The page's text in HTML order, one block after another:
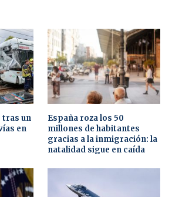
tras un
en
España roza los 50
millones de habitantes
gracias a la inmigración: la
natalidad sigue en caída